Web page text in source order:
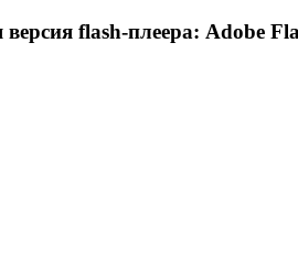
версия flash-плеера: Adobe